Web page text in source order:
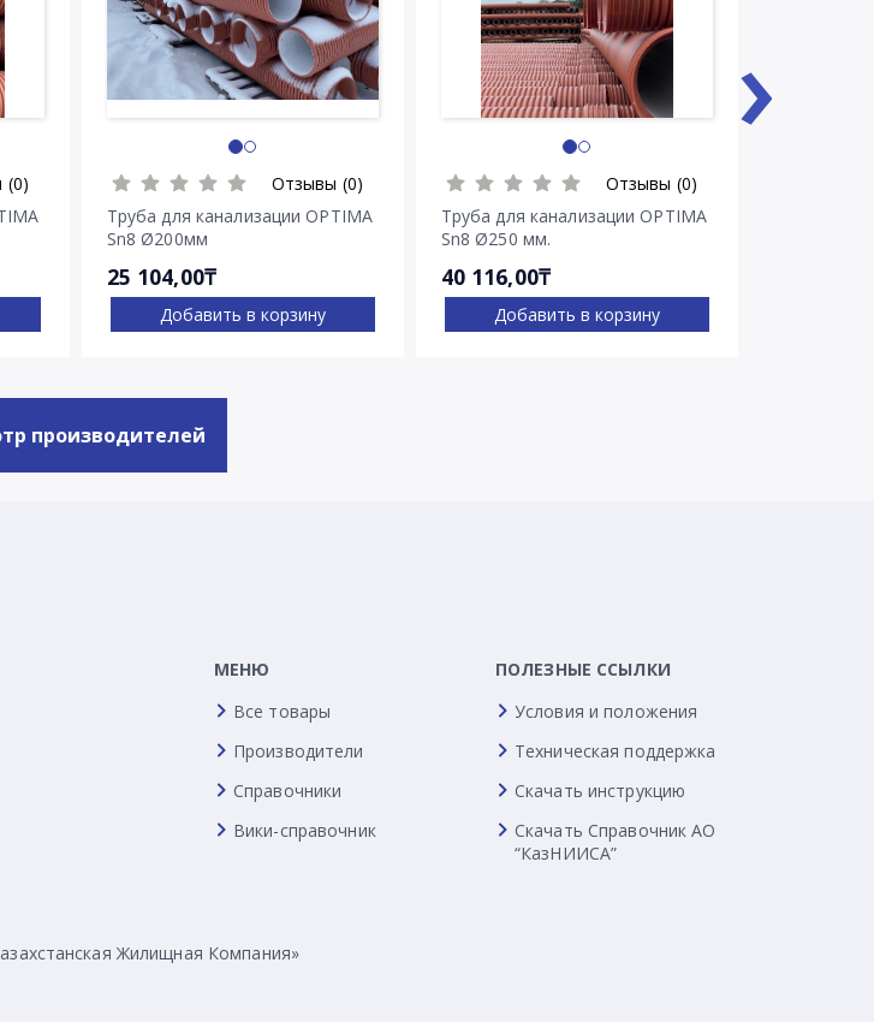
(0)
Отзывы (0)
Труба для канализации OPTIMA
Sn8 Ø200мм
25 104,00₸
Добавить в корзину
Отзывы (0)
Труба для канализации OPTIMA
Sn8 Ø250 мм.
40 116,00₸
Добавить в корзину
›
производителей
МЕНЮ
Все товары
Производители
Справочники
Вики-справочник
ПОЛЕЗНЫЕ ССЫЛКИ
Условия и положения
Техническая поддержка
Скачать инструкцию
Скачать Справочник АО
“КазНИИСА”
Жилищная Компания»